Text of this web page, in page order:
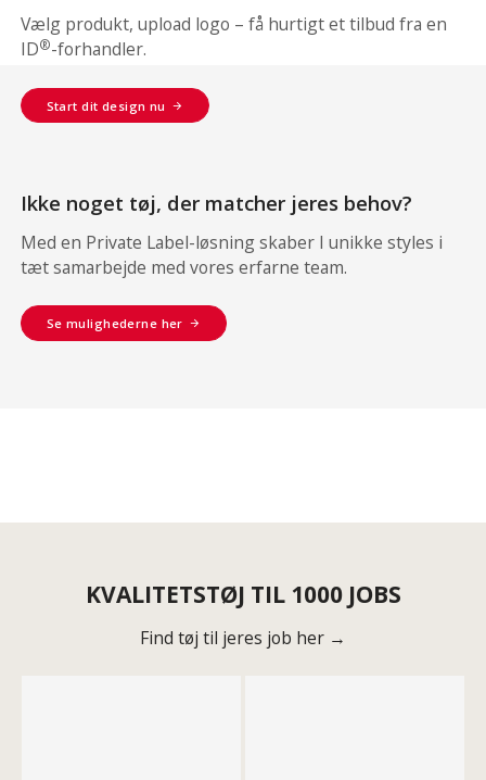
Vælg produkt, upload logo – få hurtigt et tilbud fra en
ID®-forhandler.
Start dit design nu
Ikke noget tøj, der matcher jeres behov?
Med en Private Label-løsning skaber I unikke styles i
tæt samarbejde med vores erfarne team.
Se mulighederne her
KVALITETSTØJ TIL 1000 JOBS
Find tøj til jeres job her →